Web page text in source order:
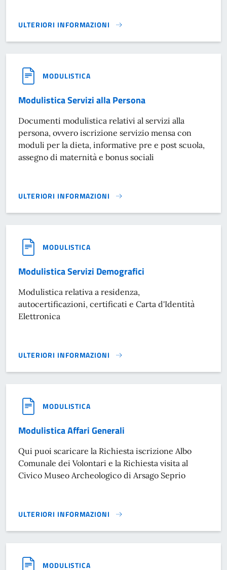
ULTERIORI INFORMAZIONI
MODULISTICA POLIZIA LOCALE}
MODULISTICA
Modulistica Servizi alla Persona
Documenti modulistica relativi al servizi alla
persona, ovvero iscrizione servizio mensa con
moduli per la dieta, informative pre e post scuola,
assegno di maternità e bonus sociali
ULTERIORI INFORMAZIONI
MODULISTICA SERVIZI ALLA PERSONA}
MODULISTICA
Modulistica Servizi Demografici
Modulistica relativa a residenza,
autocertificazioni, certificati e Carta d'Identità
Elettronica
ULTERIORI INFORMAZIONI
MODULISTICA SERVIZI DEMOGRAFICI}
MODULISTICA
Modulistica Affari Generali
Qui puoi scaricare la Richiesta iscrizione Albo
Comunale dei Volontari e la Richiesta visita al
Civico Museo Archeologico di Arsago Seprio
ULTERIORI INFORMAZIONI
MODULISTICA AFFARI GENERALI }
MODULISTICA